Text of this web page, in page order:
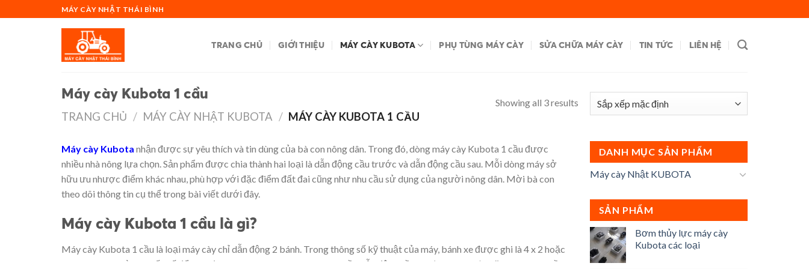
to
MÁY CÀY NHẬT THÁI BÌNH
TRANG CHỦ GIỚI THIỆU MÁY CÀY KUBOTA PHỤ TÙNG MÁY CÀY SỬA CHỮA MÁY CÀY TIN TỨC LIÊN HỆ
Máy cày Kubota 1 cầu
TRANG CHỦ / MÁY CÀY NHẬT KUBOTA / MÁY CÀY KUBOTA 1 CẦU
Showing all 3 results
Máy cày Kubota nhận được sự yêu thích và tin dùng của bà con nông dân. Trong đó, dòng máy cày Kubota 1 cầu được
nhiều nhà nông lựa chọn. Sản phẩm được chia thành hai loại là dẫn động cầu trước và dẫn động cầu sau. Mỗi dòng máy sở
hữu ưu nhược điểm khác nhau, phù hợp với đặc điểm đất đai cũng như nhu cầu sử dụng của người nông dân. Mời bà con
theo dõi thông tin cụ thể trong bài viết dưới đây.
Máy cày Kubota 1 cầu là gì?
Máy cày Kubota 1 cầu là loại máy cày chỉ dẫn động 2 bánh. Trong thông số kỹ thuật của máy, bánh xe được ghi là 4 x 2 hoặc
2WD. Tùy vào từng thiết kế để máy được phân chia thành máy cày 1 cầu dẫn động cầu sau (2 bánh sau) hoặc máy cày 1 cầu
DANH MỤC SẢN PHẨM
Máy cày Nhật KUBOTA
SẢN PHẨM
Bơm thủy lực máy cày
Kubota các loại